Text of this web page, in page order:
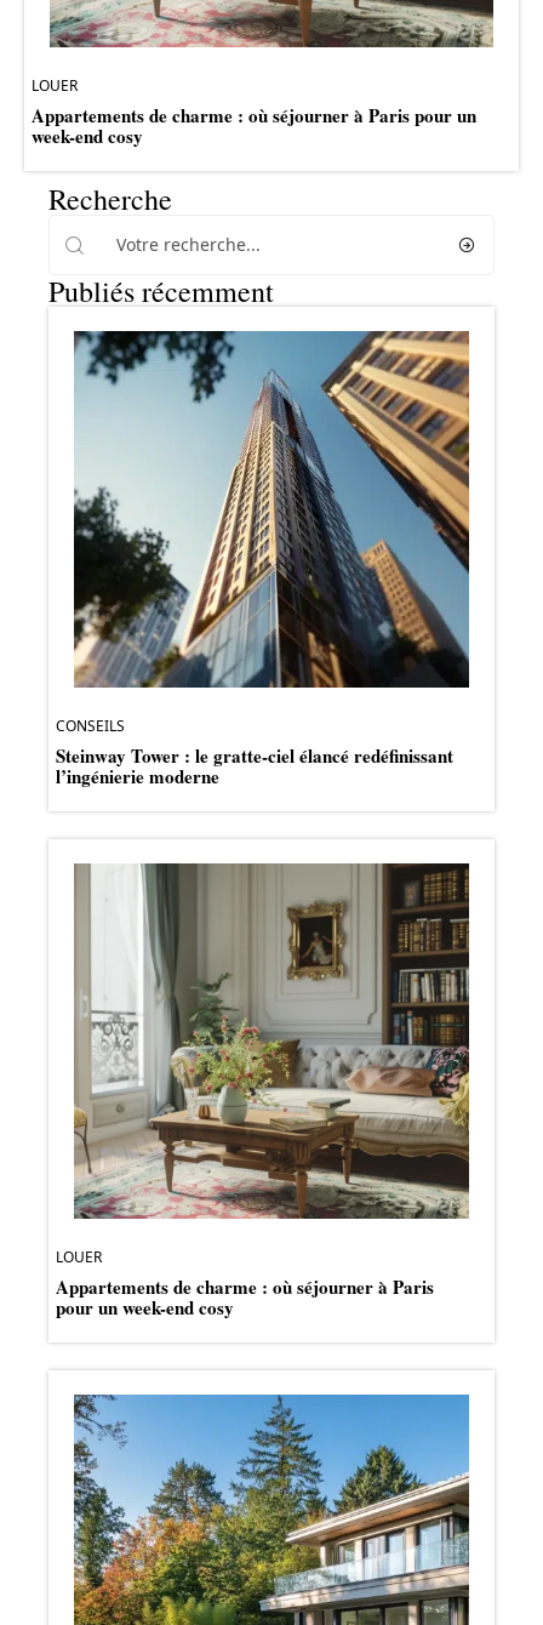
LOUER
Appartements de charme : où séjourner à Paris pour un
week-end cosy
Recherche
Publiés récemment
CONSEILS
Steinway Tower : le gratte-ciel élancé redéfinissant
l’ingénierie moderne
LOUER
Appartements de charme : où séjourner à Paris
pour un week-end cosy